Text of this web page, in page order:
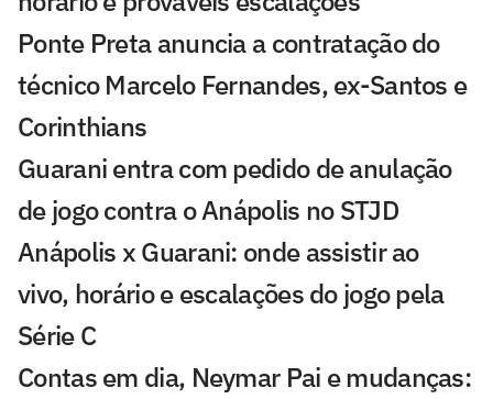
Ponte Preta anuncia a contratação do
técnico Marcelo Fernandes, ex-Santos e
Corinthians
Guarani entra com pedido de anulação
de jogo contra o Anápolis no STJD
Anápolis x Guarani: onde assistir ao
vivo, horário e escalações do jogo pela
Série C
Contas em dia, Neymar Pai e mudanças: